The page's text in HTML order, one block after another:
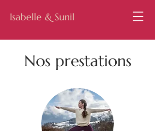
Isabelle & Sunil
Nos prestations